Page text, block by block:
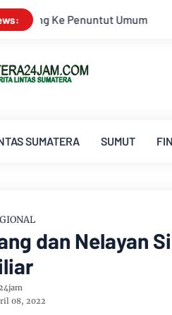
SUMATERA SUMUT
dan Nelayan
08, 2022